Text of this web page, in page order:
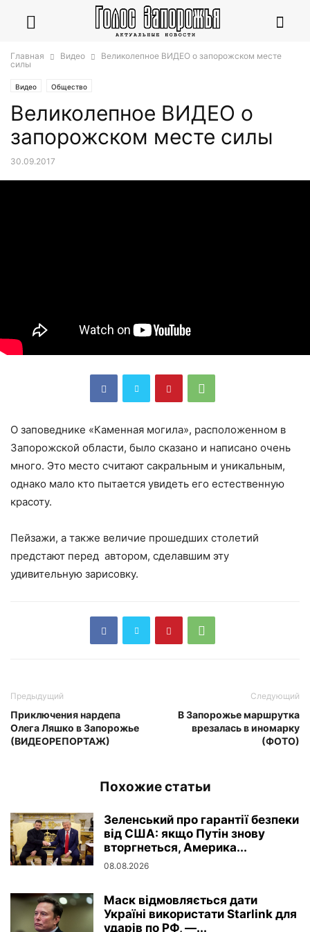
Главная Видео
Великолепное ВИДЕО о запорожском месте
силы
Видео Общество
Великолепное ВИДЕО о
запорожском месте силы
30.09.2017
О заповеднике «Каменная могила», расположенном в
Запорожской области, было сказано и написано очень
много. Это место считают сакральным и уникальным,
однако мало кто пытается увидеть его естественную
красоту.
Пейзажи, а также величие прошедших столетий
предстают перед автором, сделавшим эту
удивительную зарисовку.
Предыдущий
Приключения нардепа
Олега Ляшко в Запорожье
(ВИДЕОРЕПОРТАЖ)
Следующий
В Запорожье маршрутка
врезалась в иномарку
(ФОТО)
Похожие статьи
Зеленський про гарантії безпеки
від США: якщо Путін знову
вторгнеться, Америка...
08.08.2026
Маск відмовляється дати
Україні використати Starlink для
ударів по РФ, —...